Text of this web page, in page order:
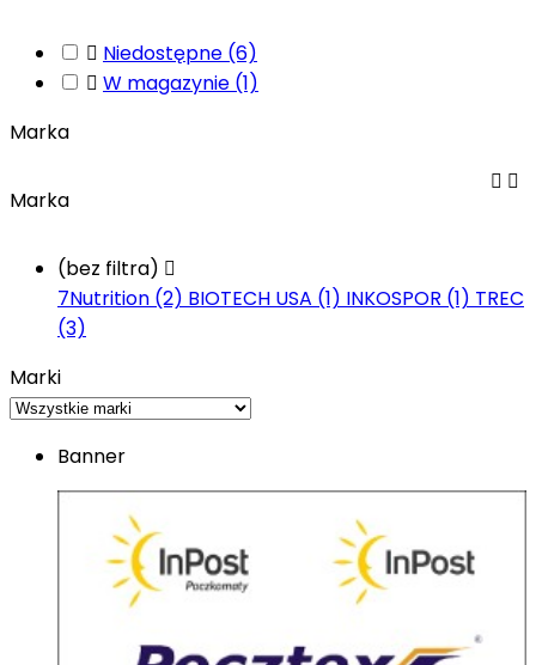
 Niedostępne (6)
 W magazynie (1)
Marka
Marka
 
(bez filtra) 
7Nutrition (2) BIOTECH USA (1) INKOSPOR (1) TREC
(3)
Marki
Banner